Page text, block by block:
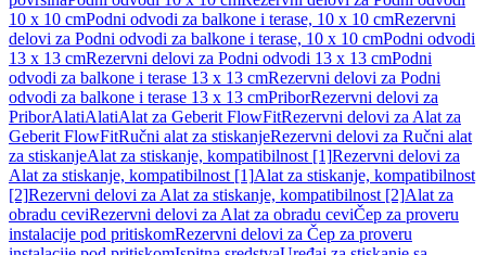
10 x 10 cmPodni odvodi za balkone i terase, 10 x 10 cmRezervni
delovi za Podni odvodi za balkone i terase, 10 x 10 cmPodni odvodi
13 x 13 cmRezervni delovi za Podni odvodi 13 x 13 cmPodni
odvodi za balkone i terase 13 x 13 cmRezervni delovi za Podni
odvodi za balkone i terase 13 x 13 cmPriborRezervni delovi za
PriborAlatiAlatiAlat za Geberit FlowFitRezervni delovi za Alat za
Geberit FlowFitRučni alat za stiskanjeRezervni delovi za Ručni alat
za stiskanjeAlat za stiskanje, kompatibilnost [1]Rezervni delovi za
Alat za stiskanje, kompatibilnost [1]Alat za stiskanje, kompatibilnost
[2]Rezervni delovi za Alat za stiskanje, kompatibilnost [2]Alat za
obradu ceviRezervni delovi za Alat za obradu ceviČep za proveru
instalacije pod pritiskomRezervni delovi za Čep za proveru